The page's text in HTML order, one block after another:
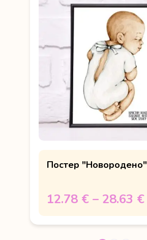
Постер "Новородено"
12.78 € – 28.63 €